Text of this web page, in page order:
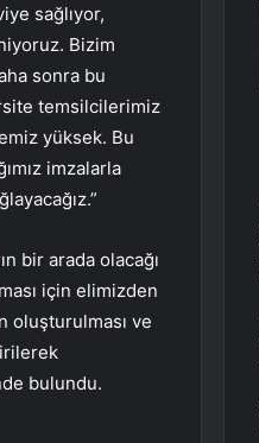
sağlıyor,
Bizim
sonra bu
temsilcilerimiz
yüksek. Bu
imzalarla
bir arada olacağı
için elimizden
oluşturulması ve
bulundu.